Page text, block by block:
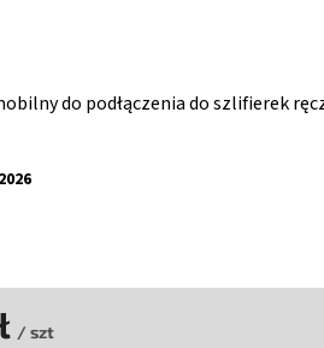
do podłączenia do szlifierek
/ szt